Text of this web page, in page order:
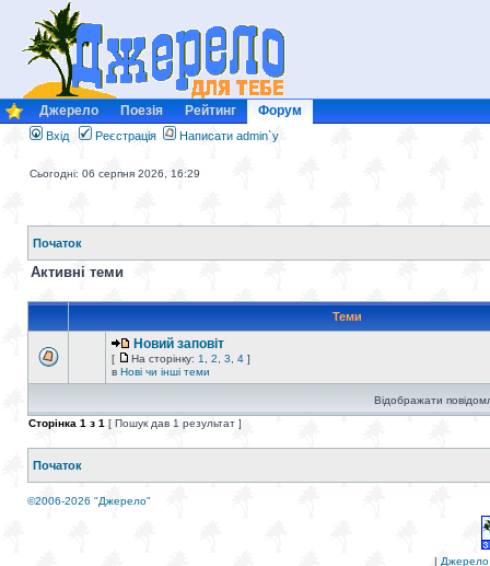
Джерело Поезія Рейтинг Форум
Вхід Реєстрація Написати admin`у
Сьогодні: 06 серпня 2026, 16:29
Початок
Активні теми
Теми
Новий заповіт
[ На сторінку: 1 2 3 4 ]
в Нові чи інші теми
Відображати
Сторінка 1 з 1 [ Пошук дав 1 результат ]
Початок
©2006-2026 "Джерело"
| Джерело